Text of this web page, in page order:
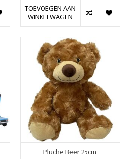
TOEVOEGEN AAN
WINKELWAGEN
Pluche Beer 25cm